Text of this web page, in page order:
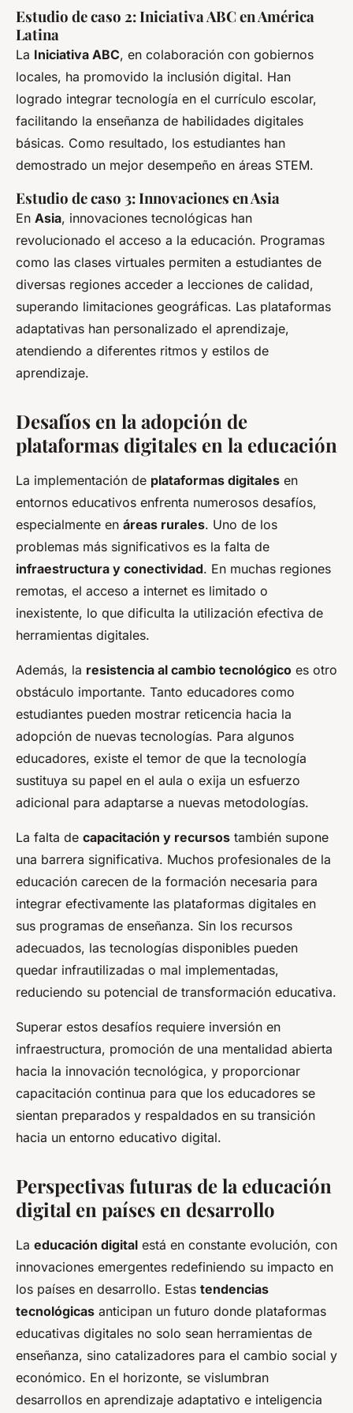
Estudio de caso 2: Iniciativa ABC en América
Latina
La Iniciativa ABC, en colaboración con gobiernos
locales, ha promovido la inclusión digital. Han
logrado integrar tecnología en el currículo escolar,
facilitando la enseñanza de habilidades digitales
básicas. Como resultado, los estudiantes han
demostrado un mejor desempeño en áreas STEM.
Estudio de caso 3: Innovaciones en Asia
En Asia, innovaciones tecnológicas han
revolucionado el acceso a la educación. Programas
como las clases virtuales permiten a estudiantes de
diversas regiones acceder a lecciones de calidad,
superando limitaciones geográficas. Las plataformas
adaptativas han personalizado el aprendizaje,
atendiendo a diferentes ritmos y estilos de
aprendizaje.
Desafíos en la adopción de
plataformas digitales en la educación
La implementación de plataformas digitales en
entornos educativos enfrenta numerosos desafíos,
especialmente en áreas rurales. Uno de los
problemas más significativos es la falta de
infraestructura y conectividad. En muchas regiones
remotas, el acceso a internet es limitado o
inexistente, lo que dificulta la utilización efectiva de
herramientas digitales.
Además, la resistencia al cambio tecnológico es otro
obstáculo importante. Tanto educadores como
estudiantes pueden mostrar reticencia hacia la
adopción de nuevas tecnologías. Para algunos
educadores, existe el temor de que la tecnología
sustituya su papel en el aula o exija un esfuerzo
adicional para adaptarse a nuevas metodologías.
La falta de capacitación y recursos también supone
una barrera significativa. Muchos profesionales de la
educación carecen de la formación necesaria para
integrar efectivamente las plataformas digitales en
sus programas de enseñanza. Sin los recursos
adecuados, las tecnologías disponibles pueden
quedar infrautilizadas o mal implementadas,
reduciendo su potencial de transformación educativa.
Superar estos desafíos requiere inversión en
infraestructura, promoción de una mentalidad abierta
hacia la innovación tecnológica, y proporcionar
capacitación continua para que los educadores se
sientan preparados y respaldados en su transición
hacia un entorno educativo digital.
Perspectivas futuras de la educación
digital en países en desarrollo
La educación digital está en constante evolución, con
innovaciones emergentes redefiniendo su impacto en
los países en desarrollo. Estas tendencias
tecnológicas anticipan un futuro donde plataformas
educativas digitales no solo sean herramientas de
enseñanza, sino catalizadores para el cambio social y
económico. En el horizonte, se vislumbran
desarrollos en aprendizaje adaptativo e inteligencia